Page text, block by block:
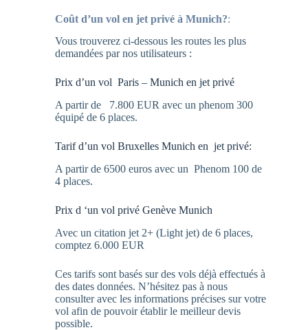
Coût d’un vol en jet privé à Munich?:
Vous trouverez ci-dessous les routes les plus
demandées par nos utilisateurs :
Prix d’un vol Paris – Munich en jet privé
A partir de 7.800 EUR avec un phenom 300
équipé de 6 places.
Tarif d’un vol Bruxelles Munich en jet privé:
A partir de 6500 euros avec un Phenom 100 de
4 places.
Prix d ‘un vol privé Genève Munich
Avec un citation jet 2+ (Light jet) de 6 places,
comptez 6.000 EUR
Ces tarifs sont basés sur des vols déjà effectués à
des dates données. N’hésitez pas à nous
consulter avec les informations précises sur votre
vol afin de pouvoir établir le meilleur devis
possible.